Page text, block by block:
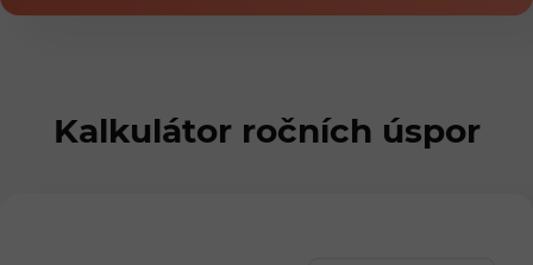
Kalkulátor ročních úspor